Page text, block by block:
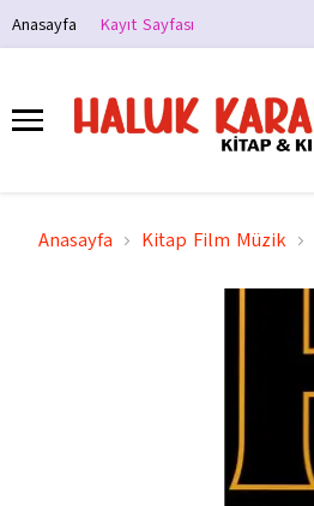
Anasayfa Kayıt Sayfası
Anasayfa Kitap Film Müzik